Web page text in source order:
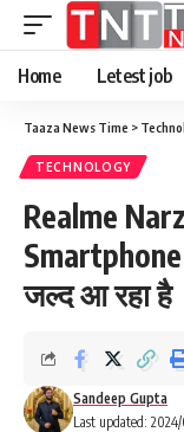
Home Letest job
Taaza News Time >
TECHNOLOGY
Realme
जल्द आ रहा है
Last updated:
Sandeep Gupta